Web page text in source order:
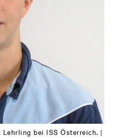
bei ISS Österreich. |